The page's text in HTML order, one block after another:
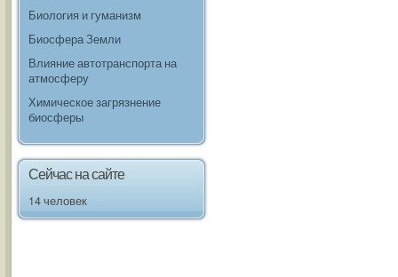
Биология и гуманизм
Биосфера Земли
Влияние автотранспорта на
атмосферу
Химическое загрязнение
биосферы
Сейчас на сайте
14 человек